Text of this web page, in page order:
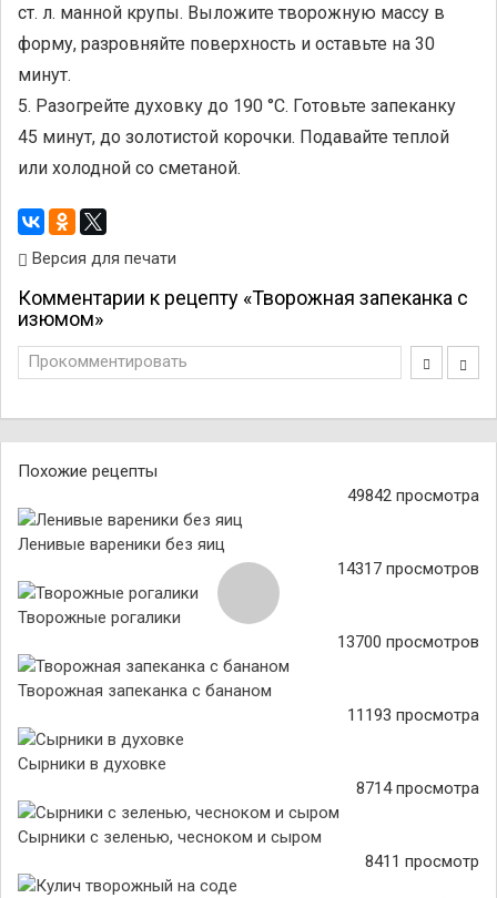
ст. л. манной крупы. Выложите творожную массу в
форму, разровняйте поверхность и оставьте на 30
минут.
5. Разогрейте духовку до 190 °С. Готовьте запеканку
45 минут, до золотистой корочки. Подавайте теплой
или холодной со сметаной.
Версия для печати
Комментарии к рецепту «Творожная запеканка с
изюмом»
Прокомментировать
Похожие рецепты
49842 просмотра
Ленивые вареники без яиц
14317 просмотров
Творожные рогалики
13700 просмотров
Творожная запеканка с бананом
11193 просмотра
Сырники в духовке
8714 просмотра
Сырники с зеленью, чесноком и сыром
8411 просмотр